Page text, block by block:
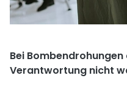
Bei Bombendrohungen
Verantwortung nicht